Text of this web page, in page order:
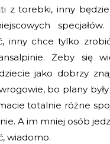
z torebki, inny będzie
specjałów.
inny chce tylko
Żeby się
jako dobrzy
bo plany
totalnie różne
A im mniej osób
wiadomo.